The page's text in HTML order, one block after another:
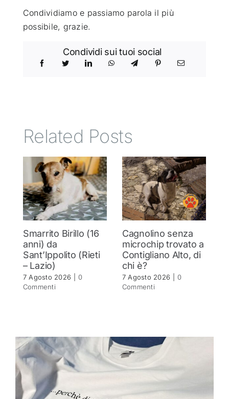
Condividiamo e passiamo parola il più
possibile, grazie.
Condividi sui tuoi social
Related Posts
Smarrito Birillo (16
anni) da
Sant’Ippolito (Rieti
– Lazio)
7 Agosto 2026
0
Commenti
Cagnolino senza
microchip trovato a
Contigliano Alto, di
chi è?
7 Agosto 2026
0
Commenti